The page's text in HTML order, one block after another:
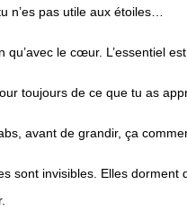
n’es pas utile aux étoiles…
qu’avec le cœur. L’essentiel
toujours de ce que tu as
avant de grandir, ça
sont invisibles. Elles dorment